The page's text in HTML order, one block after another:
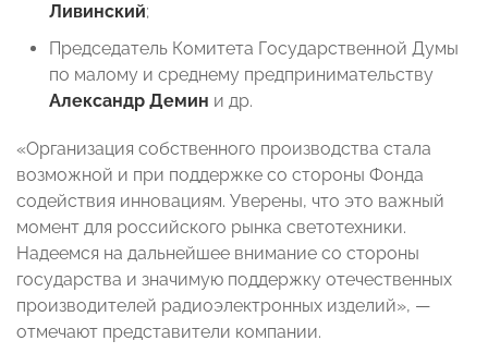
Ливинский;
Председатель Комитета Государственной Думы
по малому и среднему предпринимательству
Александр Демин и др.
«Организация собственного производства стала
возможной и при поддержке со стороны Фонда
содействия инновациям. Уверены, что это важный
момент для российского рынка светотехники.
Надеемся на дальнейшее внимание со стороны
государства и значимую поддержку отечественных
производителей радиоэлектронных изделий», —
отмечают представители компании.